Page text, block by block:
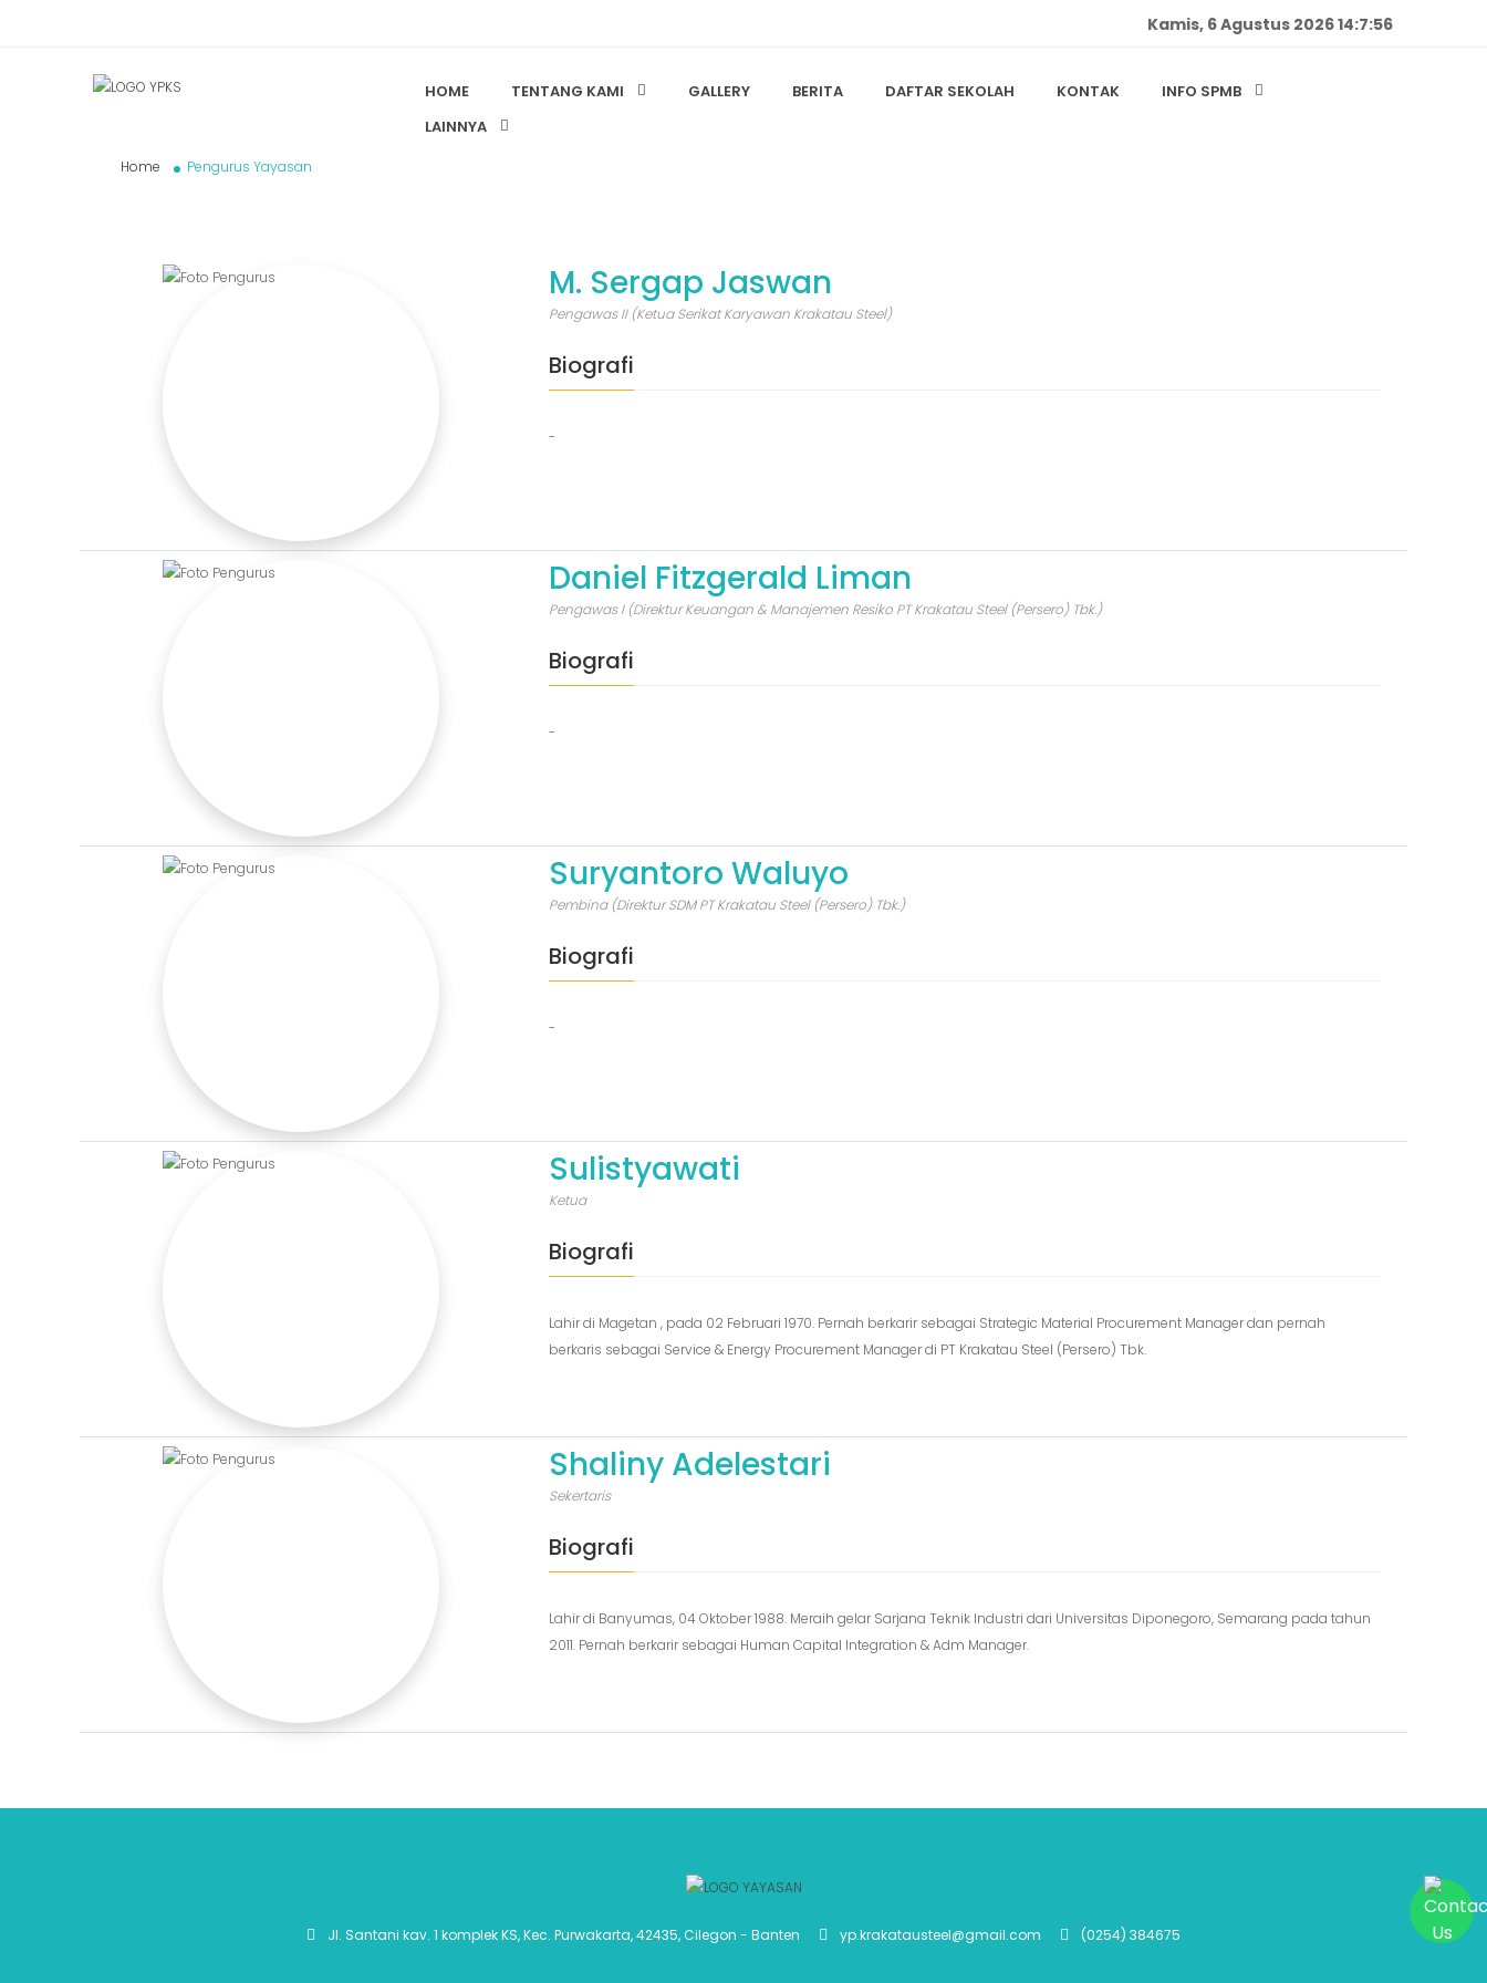
Kamis, 6 Agustus 2026 14:7:56
HOME TENTANG KAMI GALLERY BERITA DAFTAR SEKOLAH KONTAK
INFO SPMB
LAINNYA
Home Pengurus Yayasan
M. Sergap Jaswan
Pengawas II (Ketua Serikat Karyawan Krakatau Steel)
Biografi
-
Daniel Fitzgerald Liman
Pengawas I (Direktur Keuangan & Manajemen Resiko PT Krakatau Steel (Persero) Tbk.)
Biografi
-
Suryantoro Waluyo
Pembina (Direktur SDM PT Krakatau Steel (Persero) Tbk.)
Biografi
-
Sulistyawati
Ketua
Biografi
Lahir di Magetan , pada 02 Februari 1970. Pernah berkarir sebagai Strategic Material Procurement Manager dan pernah
berkaris sebagai Service & Energy Procurement Manager di PT Krakatau Steel (Persero) Tbk.
Shaliny Adelestari
Sekertaris
Biografi
Lahir di Banyumas, 04 Oktober 1988. Meraih gelar Sarjana Teknik Industri dari Universitas Diponegoro, Semarang pada tahun
2011. Pernah berkarir sebagai Human Capital Integration & Adm Manager.
Jl. Santani kav. 1 komplek KS, Kec. Purwakarta, 42435, Cilegon - Banten yp.krakatausteel@gmail.com (0254) 384675